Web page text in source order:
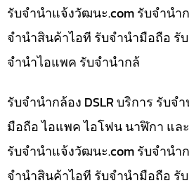
รับจํานําแจ้งวัฒนะ.com รับจำนำ
จำนำสินค้าไอที รับจำนำมือถือ รั
จำนำไอแพค รับจำนำกล้
รับจำนำกล้อง DSLR บริการ รับ
มือถือ ไอแพค ไอโฟน นาฬิกา แล
รับจํานําแจ้งวัฒนะ.com รับจำนำ
จำนำสินค้าไอที รับจำนำมือถือ รั